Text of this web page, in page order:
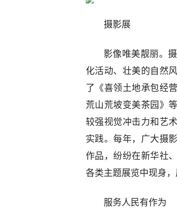
摄影展
影像唯美靓丽。
化活动、壮美的自然
了《喜领土地承包经
荒山荒坡变美茶园》
较强视觉冲击力和艺
实践。每年，广大摄
作品，纷纷在新华社
各类主题展览中现身
服务人民有作为